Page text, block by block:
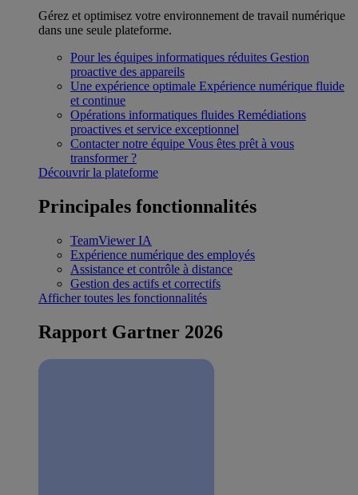
Gérez et optimisez votre environnement de travail numérique
dans une seule plateforme.
Pour les équipes informatiques réduites Gestion
proactive des appareils
Une expérience optimale Expérience numérique fluide
et continue
Opérations informatiques fluides Remédiations
proactives et service exceptionnel
Contacter notre équipe Vous êtes prêt à vous
transformer ?
Découvrir la plateforme
Principales fonctionnalités
TeamViewer IA
Expérience numérique des employés
Assistance et contrôle à distance
Gestion des actifs et correctifs
Afficher toutes les fonctionnalités
Rapport Gartner 2026